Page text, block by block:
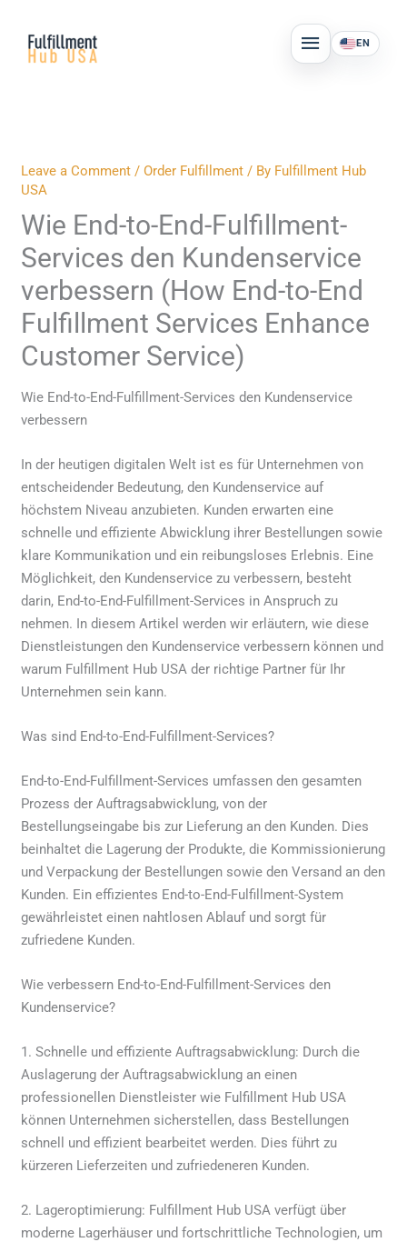
content
MAIN
MENU
EN
Leave a Comment /Order Fulfillment / By Fulfillment Hub
USA
Wie End-to-End-Fulfillment-
Services den Kundenservice
verbessern (How End-to-End
Fulfillment Services Enhance
Customer Service)
Wie End-to-End-Fulfillment-Services den Kundenservice
verbessern
In der heutigen digitalen Welt ist es für Unternehmen von
entscheidender Bedeutung, den Kundenservice auf
höchstem Niveau anzubieten. Kunden erwarten eine
schnelle und effiziente Abwicklung ihrer Bestellungen sowie
klare Kommunikation und ein reibungsloses Erlebnis. Eine
Möglichkeit, den Kundenservice zu verbessern, besteht
darin, End-to-End-Fulfillment-Services in Anspruch zu
nehmen. In diesem Artikel werden wir erläutern, wie diese
Dienstleistungen den Kundenservice verbessern können und
warum Fulfillment Hub USA der richtige Partner für Ihr
Unternehmen sein kann.
Was sind End-to-End-Fulfillment-Services?
End-to-End-Fulfillment-Services umfassen den gesamten
Prozess der Auftragsabwicklung, von der
Bestellungseingabe bis zur Lieferung an den Kunden. Dies
beinhaltet die Lagerung der Produkte, die Kommissionierung
und Verpackung der Bestellungen sowie den Versand an den
Kunden. Ein effizientes End-to-End-Fulfillment-System
gewährleistet einen nahtlosen Ablauf und sorgt für
zufriedene Kunden.
Wie verbessern End-to-End-Fulfillment-Services den
Kundenservice?
1. Schnelle und effiziente Auftragsabwicklung: Durch die
Auslagerung der Auftragsabwicklung an einen
professionellen Dienstleister wie Fulfillment Hub USA
können Unternehmen sicherstellen, dass Bestellungen
schnell und effizient bearbeitet werden. Dies führt zu
kürzeren Lieferzeiten und zufriedeneren Kunden.
2. Lageroptimierung: Fulfillment Hub USA verfügt über
moderne Lagerhäuser und fortschrittliche Technologien, um